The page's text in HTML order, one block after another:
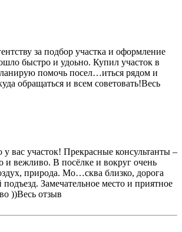
за подбор участка и оформление
быстро и удоьно. Купил участок в
помочь посел…иться рядом и
обращаться и всем советовать!Весь
вас участок! Прекрасные консультанты –
и вежливо. В посёлке и вокруг очень
природа. Мо…сква близко, дорога
Замечательное место и приятное
))Весь отзыв